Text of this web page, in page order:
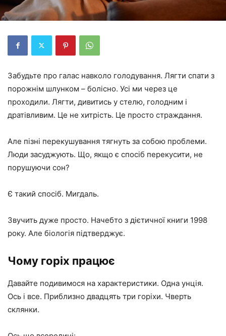
Забудьте про галас навколо голодування. Лягти спати з
порожнім шлунком – болісно. Усі ми через це
проходили. Лягти, дивитись у стелю, голодним і
дратівливим. Це не хитрість. Це просто страждання.
Але пізні перекушування тягнуть за собою проблеми.
Люди засуджують. Що, якщо є спосіб перекусити, не
порушуючи сон?
Є такий спосіб. Мигдаль.
Звучить дуже просто. Начебто з дієтичної книги 1998
року. Але біологія підтверджує.
Чому горіх працює
Давайте подивимося на характеристики. Одна унція.
Ось і все. Приблизно двадцять три горіхи. Чверть
склянки.